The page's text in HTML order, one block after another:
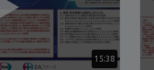
15:38